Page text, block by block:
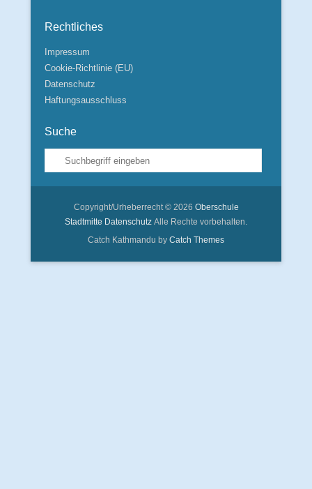
Rechtliches
Impressum
Cookie-Richtlinie (EU)
Datenschutz
Haftungsausschluss
Suche
Suche
Copyright/Urheberrecht © 2026 Oberschule
Stadtmitte Datenschutz Alle Rechte vorbehalten.
Catch Kathmandu by Catch Themes